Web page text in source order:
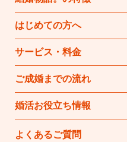
はじめての方へ
サービス・料金
ご成婚までの流れ
婚活お役立ち情報
よくあるご質問